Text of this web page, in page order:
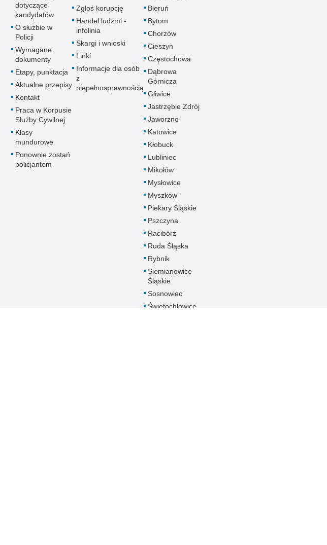
dotyczące
kandydatów
O służbie w
Policji
Wymagane
dokumenty
Etapy, punktacja
Aktualne przepisy
Kontakt
Praca w Korpusie
Służby Cywilnej
Klasy
mundurowe
Ponownie zostań
policjantem
Zgłoś korupcję
Handel ludźmi -
infolinia
Skargi i wnioski
Linki
Informacje dla osób
z
niepełnosprawnością
Bieruń
Bytom
Chorzów
Cieszyn
Częstochowa
Dąbrowa
Górnicza
Gliwice
Jastrzębie Zdrój
Jaworzno
Katowice
Kłobuck
Lubliniec
Mikołów
Mysłowice
Myszków
Piekary Śląskie
Pszczyna
Racibórz
Ruda Śląska
Rybnik
Siemianowice
Śląskie
Sosnowiec
Świętochłowice